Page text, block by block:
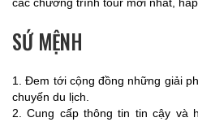
SỨ MỆNH
1. Đem tới cộng đồng những giải
chuyến du lịch.
2. Cung cấp thông tin tin cậy và